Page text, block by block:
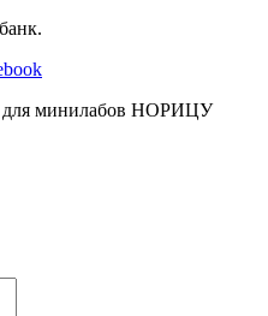
для минилабов НОРИЦУ